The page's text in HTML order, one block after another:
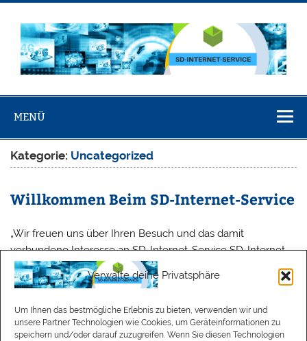
Verwalte deine Privatsphäre
Um Ihnen das bestmögliche Erlebnis zu bieten, verwenden wir und
unsere Partner Technologien wie Cookies, um Geräteinformationen zu
speichern und/oder darauf zuzugreifen. Wenn Sie diesen Technologien
Skip
content
SD-Internet-
Service
MENÜ
Kategorie: Uncategorized
Willkommen Beim SD-Internet-Service
„Wir freuen uns über Ihren Besuch und das damit
verbundene Interesse an SD-Internet-Service SD-Internet-
Service ist eine Dienstleistungs Agentur für
Mediengestaltung, Wir stehen für die individuelle Beratung
Arbeiten & Design auf höchstem Niveau. Mit dem SD-
Internet-Service Team haben Sie einen kompetenten